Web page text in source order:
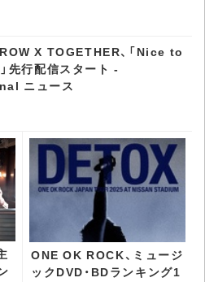
X TOGETHER、「Nice to
先行配信スタート -
ニュース
ONE OK ROCK、ミュージ
ックDVD・BDランキング1